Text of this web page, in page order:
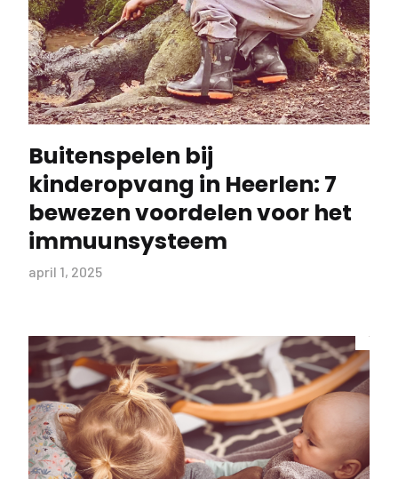
Buitenspelen bij
kinderopvang in Heerlen: 7
bewezen voordelen voor het
immuunsysteem
april 1, 2025